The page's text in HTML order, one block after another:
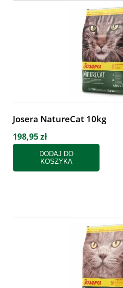
Josera NatureCat 10kg
198,95 zł
DODAJ DO
KOSZYKA